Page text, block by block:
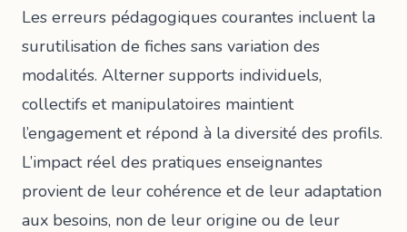
Les erreurs pédagogiques courantes incluent la
surutilisation de fiches sans variation des
modalités. Alterner supports individuels,
collectifs et manipulatoires maintient
l’engagement et répond à la diversité des profils.
L’impact réel des pratiques enseignantes
provient de leur cohérence et de leur adaptation
aux besoins, non de leur origine ou de leur